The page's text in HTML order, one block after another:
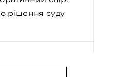
рішення суду